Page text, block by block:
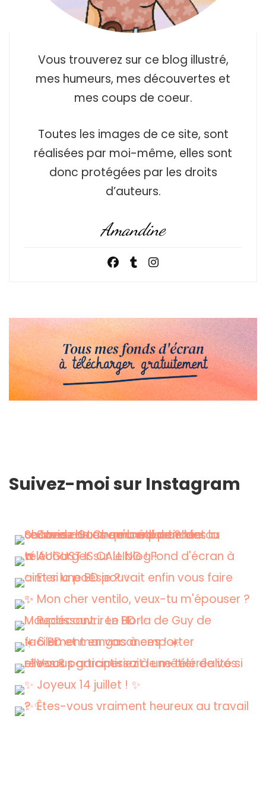
Vous trouverez sur ce blog illustré,
mes humeurs, mes découvertes et
mes coups de coeur.
Toutes les images de ce site, sont
réalisées par moi-même, elles sont
donc protégées par les droits
d’auteurs.
Amandine
Suivez-moi sur Instagram